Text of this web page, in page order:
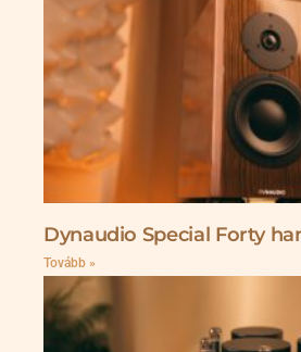
Dynaudio Special Forty
Tovább »